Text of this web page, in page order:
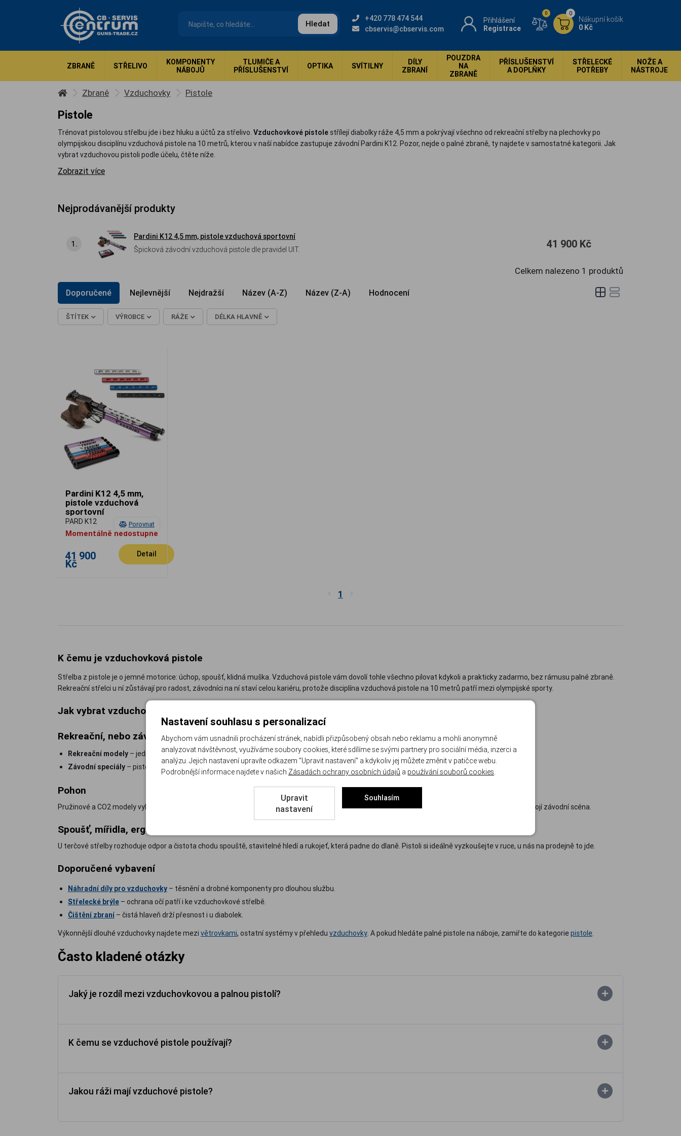
Hledat
+420 778 474 544
cbservis@cbservis.com
Přihlášení
Registrace
0
Nákupní košík
0 Kč
0
ZBRANĚ STŘELIVO
KOMPONENTY
NÁBOJŮ
TLUMIČE A
PŘÍSLUŠENSTVÍ
OPTIKA SVÍTILNY
DÍLY
ZBRANÍ
POUZDRA
NA
ZBRANĚ
PŘÍSLUŠENSTVÍ
A DOPLŇKY
STŘELECKÉ
POTŘEBY
NOŽE A
NÁSTROJE
Zbraně Vzduchovky Pistole
Pistole
Trénovat pistolovou střelbu jde i bez hluku a účtů za střelivo. Vzduchovkové pistole střílejí diabolky ráže 4,5 mm a pokrývají všechno od rekreační střelby na plechovky po
olympijskou disciplínu vzduchová pistole na 10 metrů, kterou v naší nabídce zastupuje závodní Pardini K12. Pozor, nejde o palné zbraně, ty najdete v samostatné kategorii. Jak
vybrat vzduchovou pistoli podle účelu, čtěte níže.
Zobrazit více
Nejprodávanější produkty
1.
Pardini K12 4,5 mm, pistole vzduchová sportovní
Špicková závodní vzduchová pistole dle pravidel UIT.
41 900 Kč
Celkem nalezeno 1 produktů
Doporučené Nejlevnější Nejdražší Název (A-Z) Název (Z-A) Hodnocení
ŠTÍTEK VÝROBCE RÁŽE DÉLKA HLAVNĚ
Porovnat
Pardini K12 4,5 mm,
pistole vzduchová
sportovní
PARD K12
Momentálně nedostupné
41 900
Kč
Detail
1
K čemu je vzduchovková pistole
Střelba z pistole je o jemné motorice: úchop, spoušť, klidná muška. Vzduchová pistole vám dovolí tohle všechno pilovat kdykoli a prakticky zadarmo, bez rámusu palné zbraně.
Rekreační střelci u ní zůstávají pro radost, závodníci na ní staví celou kariéru, protože disciplína vzduchová pistole na 10 metrů patří mezi olympijské sporty.
Jak vybrat vzduchovou pistoli
Rekreační, nebo závodní?
Rekreační modely – jednoduchá obsluha a příznivá cena; ideál na plinkování a první seznámení se střelbou.
Závodní speciály – pistole jako Pardini K12 mají stavitelnou rukojeť, vyladěnou spoušť a přesnost, o jaké si běžné modely mohou nechat zdát.
Pohon
Pružinové a CO2 modely vyhrávají jednoduchostí, pistole na stlačený vzduch nabízejí nejklidnější výstřel a konzistentní rychlost střely, proto na nich stojí závodní scéna.
Spoušť, mířidla, ergonomie
U terčové střelby rozhoduje odpor a čistota chodu spouště, stavitelné hledí a rukojeť, která padne do dlaně. Pistoli si ideálně vyzkoušejte v ruce, u nás na prodejně to jde.
Doporučené vybavení
Náhradní díly pro vzduchovky – těsnění a drobné komponenty pro dlouhou službu.
Střelecké brýle – ochrana očí patří i ke vzduchovkové střelbě.
Čištění zbraní – čistá hlaveň drží přesnost i u diabolek.
Výkonnější dlouhé vzduchovky najdete mezi větrovkami, ostatní systémy v přehledu vzduchovky. A pokud hledáte palné pistole na náboje, zamiřte do kategoriepistole.
Často kladené otázky
Jaký je rozdíl mezi vzduchovkovou a palnou pistolí?
K čemu se vzduchové pistole používají?
Jakou ráži mají vzduchové pistole?
Nastavení souhlasu s personalizací
Abychom vám usnadnili procházení stránek, nabídli přizpůsobený obsah nebo reklamu a mohli anonymně
analyzovat návštěvnost, využíváme soubory cookies, které sdílíme se svými partnery pro sociální média, inzerci a
analýzu. Jejich nastavení upravíte odkazem "Upravit nastavení" a kdykoliv jej můžete změnit v patičce webu.
Podrobnější informace najdete v našich Zásadách ochrany osobních údajů a používání souborů cookies
Upravit
nastavení
Souhlasím